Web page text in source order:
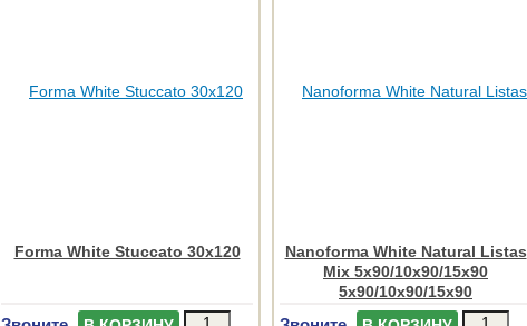
Forma White Stuccato 30x120
Nanoforma White Natural Listas
Mix 5x90/10x90/15x90
5x90/10x90/15x90